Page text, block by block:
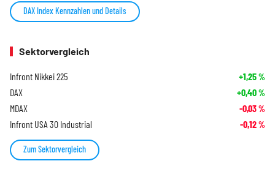
DAX Index Kennzahlen und Details
Sektorvergleich
Infront Nikkei 225 +1,25%
DAX +0,40%
MDAX -0,03%
Infront USA 30 Industrial -0,12%
Zum Sektorvergleich